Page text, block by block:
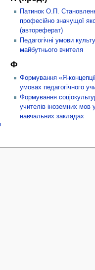
Патинок О.П.
професійно значущої
(автореферат)
Педагогічні умови
майбутнього вчителя
Ф
Формування «Я-
умовах педагогічного
Формування
учителів іноземних мов
навчальних закладах